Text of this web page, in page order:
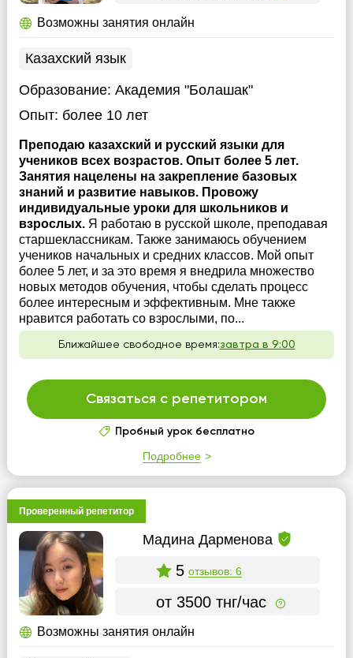
Возможны занятия онлайн
Казахский язык
Образование: Академия "Болашак"
Опыт: более 10 лет
Преподаю казахский и русский языки для
учеников всех возрастов. Опыт более 5 лет.
Занятия нацелены на закрепление базовых
знаний и развитие навыков. Провожу
индивидуальные уроки для школьников и
взрослых. Я работаю в русской школе, преподавая
старшеклассникам. Также занимаюсь обучением
учеников начальных и средних классов. Мой опыт
более 5 лет, и за это время я внедрила множество
новых методов обучения, чтобы сделать процесс
более интересным и эффективным. Мне также
нравится работать со взрослыми, по...
Ближайшее свободное время:завтра в 9:00
Связаться с репетитором
Пробный урок бесплатно
Подробнее
Проверенный репетитор
Мадина Дарменова
5 отзывов: 6
от 3500 тнг/час
Возможны занятия онлайн